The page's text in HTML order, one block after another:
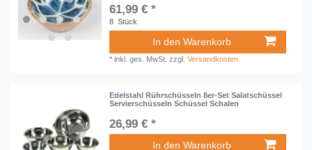
61,99 € *
8 Stück
In den Warenkorb
*inkl. ges. MwSt. zzgl.Versandkosten
Edelstahl Rührschüsseln 8er-Set Salatschüssel
Servierschüsseln Schüssel Schalen
26,99 € *
In den Warenkorb